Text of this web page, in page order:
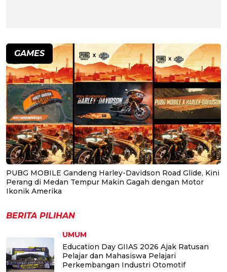
GAMES
PUBG MOBILE Gandeng Harley-Davidson Road Glide, Kini
Perang di Medan Tempur Makin Gagah dengan Motor
Ikonik Amerika
BERITA PILIHAN
UMUM
Education Day GIIAS 2026 Ajak Ratusan
Pelajar dan Mahasiswa Pelajari
Perkembangan Industri Otomotif